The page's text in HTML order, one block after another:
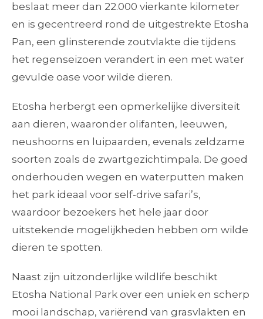
beslaat meer dan 22.000 vierkante kilometer
en is gecentreerd rond de uitgestrekte Etosha
Pan, een glinsterende zoutvlakte die tijdens
het regenseizoen verandert in een met water
gevulde oase voor wilde dieren.
Etosha herbergt een opmerkelijke diversiteit
aan dieren, waaronder olifanten, leeuwen,
neushoorns en luipaarden, evenals zeldzame
soorten zoals de zwartgezichtimpala. De goed
onderhouden wegen en waterputten maken
het park ideaal voor self-drive safari’s,
waardoor bezoekers het hele jaar door
uitstekende mogelijkheden hebben om wilde
dieren te spotten.
Naast zijn uitzonderlijke wildlife beschikt
Etosha National Park over een uniek en scherp
mooi landschap, variërend van grasvlakten en